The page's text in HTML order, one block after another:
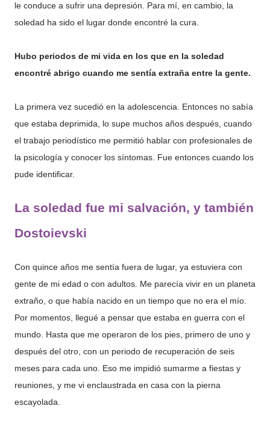
le conduce a sufrir una depresión. Para mí, en cambio, la
soledad ha sido el lugar donde encontré la cura.
Hubo periodos de mi vida en los que en la soledad
encontré abrigo cuando me sentía extraña entre la gente.
La primera vez sucedió en la adolescencia. Entonces no sabía
que estaba deprimida, lo supe muchos años después, cuando
el trabajo periodístico me permitió hablar con profesionales de
la psicología y conocer los síntomas. Fue entonces cuando los
pude identificar.
La soledad fue mi salvación, y también
Dostoievski
Con quince años me sentía fuera de lugar, ya estuviera con
gente de mi edad o con adultos. Me parecía vivir en un planeta
extraño, o que había nacido en un tiempo que no era el mío.
Por momentos, llegué a pensar que estaba en guerra con el
mundo. Hasta que me operaron de los pies, primero de uno y
después del otro, con un periodo de recuperación de seis
meses para cada uno. Eso me impidió sumarme a fiestas y
reuniones, y me vi enclaustrada en casa con la pierna
escayolada.